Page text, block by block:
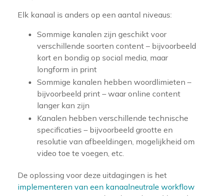
Elk kanaal is anders op een aantal niveaus:
Sommige kanalen zijn geschikt voor
verschillende soorten content – bijvoorbeeld
kort en bondig op social media, maar
longform in print
Sommige kanalen hebben woordlimieten –
bijvoorbeeld print – waar online content
langer kan zijn
Kanalen hebben verschillende technische
specificaties – bijvoorbeeld grootte en
resolutie van afbeeldingen, mogelijkheid om
video toe te voegen, etc.
De oplossing voor deze uitdagingen is het
implementeren van een kanaalneutrale workflow